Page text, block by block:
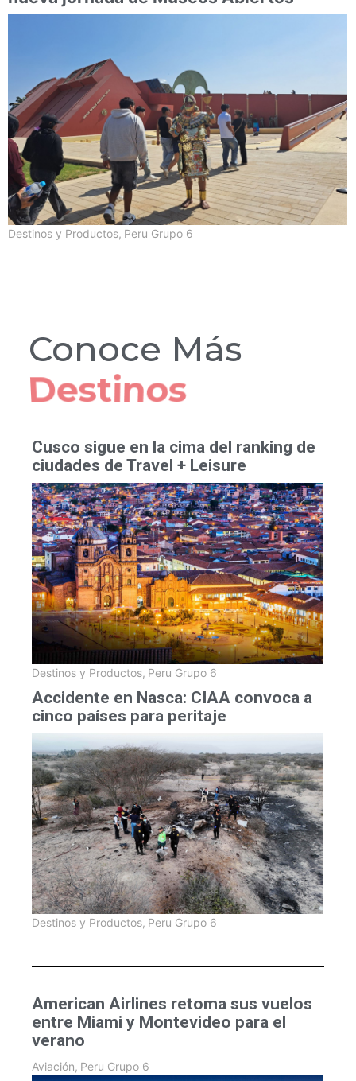
Destinos y Productos, Peru Grupo 6
Conoce Más
Hoteles
Cusco sigue en la cima del ranking de
ciudades de Travel + Leisure
Destinos y Productos, Peru Grupo 6
Accidente en Nasca: CIAA convoca a
cinco países para peritaje
Destinos y Productos, Peru Grupo 6
American Airlines retoma sus vuelos
entre Miami y Montevideo para el
verano
Aviación, Peru Grupo 6